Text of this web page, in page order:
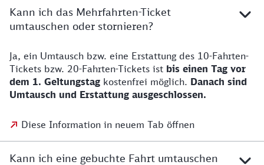
Kann ich das Mehrfahrten-Ticket
umtauschen oder stornieren?
Ja, ein Umtausch bzw. eine Erstattung des 10-Fahrten-
Tickets bzw. 20-Fahrten-Tickets ist bis einen Tag vor
dem 1. Geltungstag kostenfrei möglich. Danach sind
Umtausch und Erstattung ausgeschlossen.
Diese Information in neuem Tab öffnen
Kann ich eine gebuchte Fahrt umtauschen